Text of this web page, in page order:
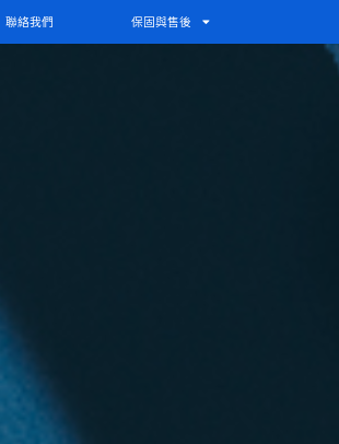
聯絡我們 保固與售後